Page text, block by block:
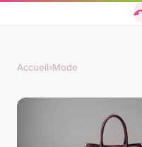
Accueil›Mode